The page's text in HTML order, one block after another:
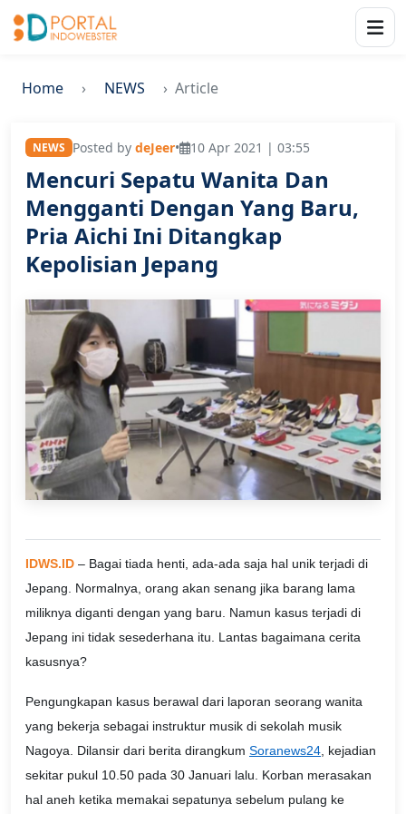
Home NEWS Article
NEWS Posted by deJeer• 10 Apr 2021 | 03:55
Mencuri Sepatu Wanita Dan
Mengganti Dengan Yang Baru,
Pria Aichi Ini Ditangkap
Kepolisian Jepang
IDWS.ID – Bagai tiada henti, ada-ada saja hal unik terjadi di
Jepang. Normalnya, orang akan senang jika barang lama
miliknya diganti dengan yang baru. Namun kasus terjadi di
Jepang ini tidak sesederhana itu. Lantas bagaimana cerita
kasusnya?
Pengungkapan kasus berawal dari laporan seorang wanita
yang bekerja sebagai instruktur musik di sekolah musik
Nagoya. Dilansir dari berita dirangkum Soranews24 , kejadian
sekitar pukul 10.50 pada 30 Januari lalu. Korban merasakan
hal aneh ketika memakai sepatunya sebelum pulang ke